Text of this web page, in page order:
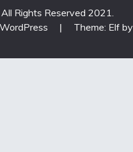
All Rights Reserved 2021.
| Theme: Elf by